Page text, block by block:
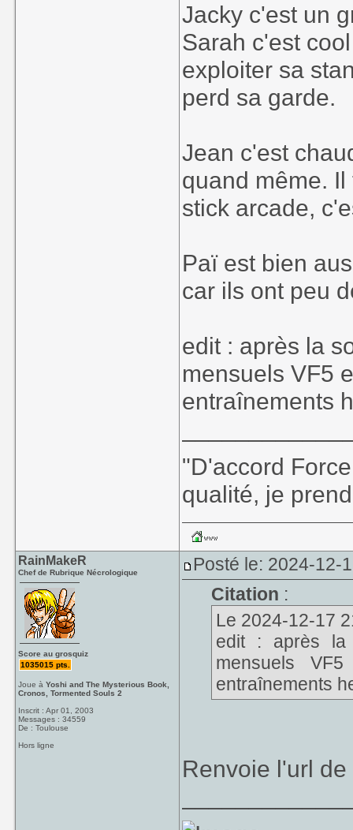
Jacky c'est un
Sarah c'est
exploiter sa
perd sa garde.
Jean c'est
quand même.
stick arcade,
Paï est bien
car ils ont peu
edit : après la
mensuels VF5
entraînements
"D'accord
qualité, je
RainMakeR
Chef de Rubrique Nécrologique
Score au grosquiz
1035015 pts.
Joue àYoshi and The Mysterious Book,
Cronos, Tormented Souls 2
Inscrit : Apr 01, 2003
Messages : 34559
De : Toulouse
Hors ligne
Posté le: 2024-12-
Citation :
Le 2024-12-17
edit : après la
mensuels
entraînements
Renvoie l'url